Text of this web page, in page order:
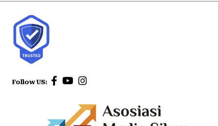
Follow US: